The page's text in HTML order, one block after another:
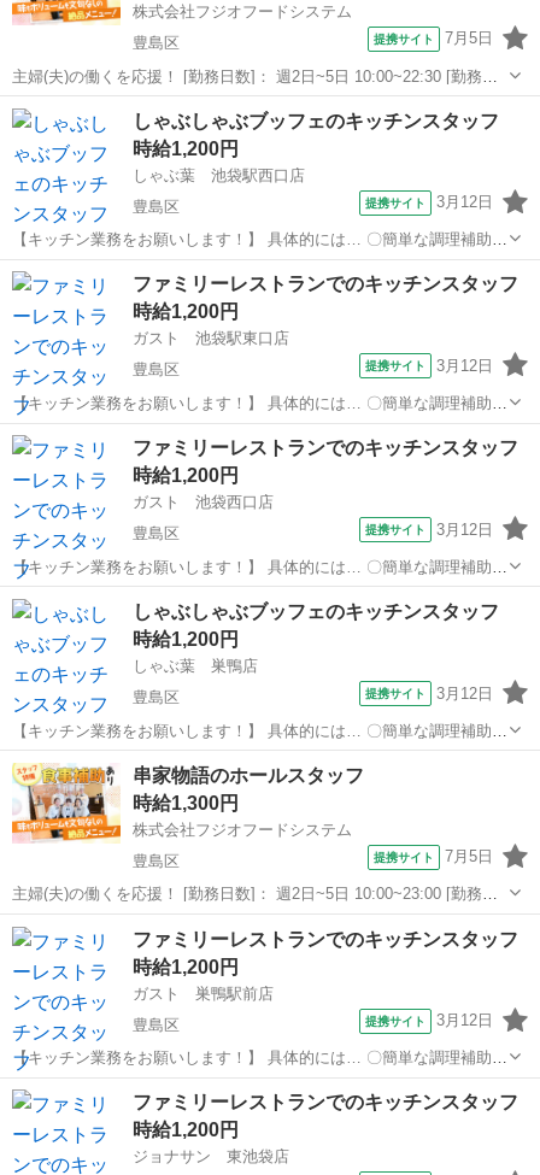
株式会社フジオフードシステム
豊島区
提携サイト 7月5日
主婦(夫)の働くを応援！ [勤務日数]： 週2日~5日 10:00~22:30 [勤務
地・最寄駅]： 東京都豊島区東池袋1丁目5-7LABI1池袋7F 串家物語
LABI1池袋店 池袋駅徒歩4分／東池袋駅 徒歩13分／...
東京
しゃぶしゃぶブッフェのキッチンスタッフ
時給1,200円
しゃぶ葉 池袋駅西口店
豊島区
提携サイト 3月12日
【キッチン業務をお願いします！】 具体的には… 〇簡単な調理補助
〇食器洗い などをお任せします♪ バイトデビュー・ひさしぶりの復
職・人見知りさんでも大丈夫です！ みんなでサポートしますので安心
してください♪ アルバイト...
東京 キッチン
ファミリーレストランでのキッチンスタッフ
時給1,200円
ガスト 池袋駅東口店
豊島区
提携サイト 3月12日
【キッチン業務をお願いします！】 具体的には… 〇簡単な調理補助
〇食器洗い などをお任せします♪ バイトデビュー・ひさしぶりの復
職・人見知りさんでも大丈夫です！ みんなでサポートしますので安心
してください♪ アルバイト...
東京 キッチン
ファミリーレストランでのキッチンスタッフ
時給1,200円
ガスト 池袋西口店
豊島区
提携サイト 3月12日
【キッチン業務をお願いします！】 具体的には… 〇簡単な調理補助
〇食器洗い などをお任せします♪ バイトデビュー・ひさしぶりの復
職・人見知りさんでも大丈夫です！ みんなでサポートしますので安心
してください♪ アルバイト...
東京
しゃぶしゃぶブッフェのキッチンスタッフ
時給1,200円
しゃぶ葉 巣鴨店
豊島区
提携サイト 3月12日
【キッチン業務をお願いします！】 具体的には… 〇簡単な調理補助
〇食器洗い などをお任せします♪ バイトデビュー・ひさしぶりの復
職・人見知りさんでも大丈夫です！ みんなでサポートしますので安心
してください♪ アルバイト...
東京 豊島区 キッチン
串家物語のホールスタッフ
時給1,300円
株式会社フジオフードシステム
豊島区
提携サイト 7月5日
主婦(夫)の働くを応援！ [勤務日数]： 週2日~5日 10:00~23:00 [勤務
地・最寄駅]： 東京都豊島区東池袋1丁目5-7LABI1池袋7F 串家物語
LABI1池袋店 池袋駅徒歩4分／東池袋駅 徒歩13分／...
東京 キッチン
ファミリーレストランでのキッチンスタッフ
時給1,200円
ガスト 巣鴨駅前店
豊島区
提携サイト 3月12日
【キッチン業務をお願いします！】 具体的には… 〇簡単な調理補助
〇食器洗い などをお任せします♪ バイトデビュー・ひさしぶりの復
職・人見知りさんでも大丈夫です！ みんなでサポートしますので安心
してください♪ アルバイト...
東京 キッチン
ファミリーレストランでのキッチンスタッフ
時給1,200円
ジョナサン 東池袋店